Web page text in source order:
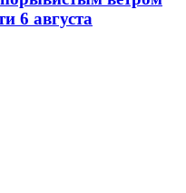
6 августа